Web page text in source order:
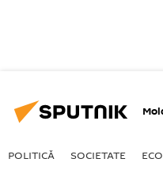
POLITICĂ SOCIETATE